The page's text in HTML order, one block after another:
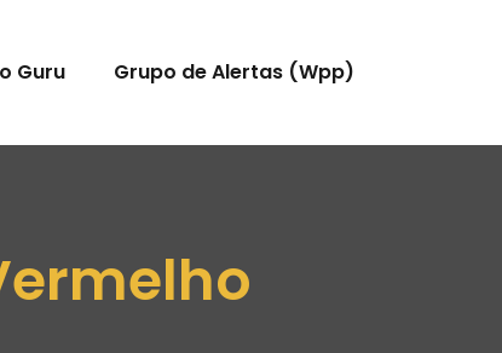
Guru Grupo de Alertas (Wpp)